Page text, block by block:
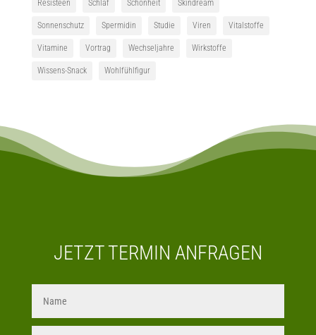
Resisteen Schlaf Schönheit Skindream
Sonnenschutz Spermidin Studie Viren Vitalstoffe
Vitamine Vortrag Wechseljahre Wirkstoffe
Wissens-Snack Wohlfühlfigur
JETZT TERMIN ANFRAGEN